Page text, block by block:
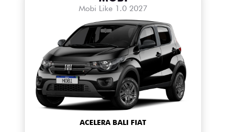
Mobi Like 1.0 2027
ACELERA BALI FIAT